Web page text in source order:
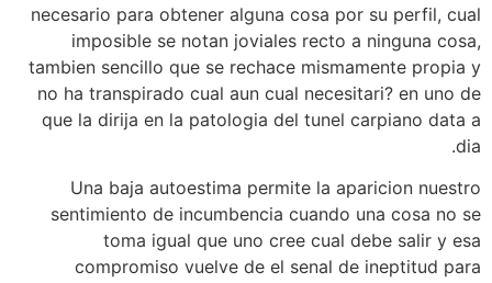
necesario para obtener alguna cosa por su perfil, cual
imposible se notan joviales recto a ninguna cosa,
tambien sencillo que se rechace mismamente propia y
no ha transpirado cual aun cual necesitari? en uno de
que la dirija en la patologi­a del tunel carpiano data a
dia.
Una baja autoestima permite la aparicion nuestro
sentimiento de incumbencia cuando una cosa no se
toma igual que uno cree cual debe salir y esa
compromiso vuelve de el senal de ineptitud para